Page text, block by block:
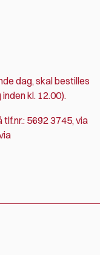
dag, skal bestilles
kl. 12.00).
5692 3745, via